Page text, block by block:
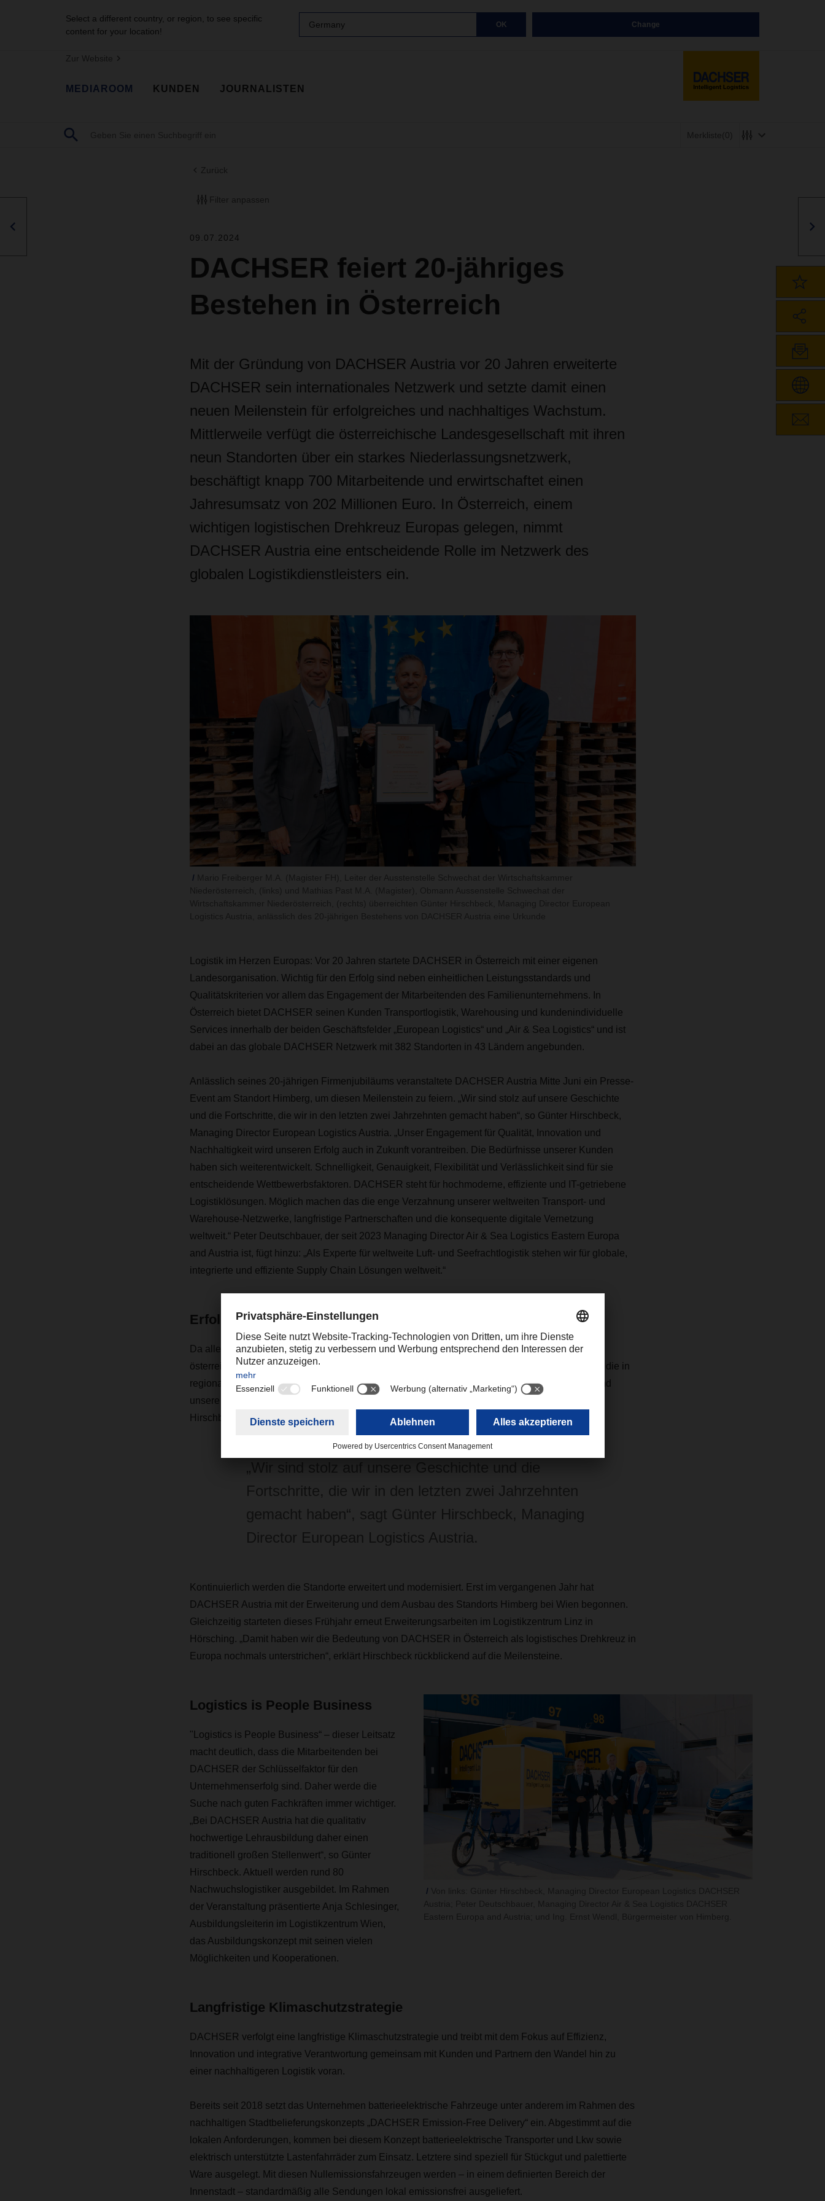
Select a different country, or region, to see specific
content for your location!
Germany OK Change
Zur Website
MEDIAROOM KUNDEN JOURNALISTEN
Merkliste(0)
Zurück
Filter anpassen
09.07.2024
DACHSER feiert 20-jähriges
Bestehen in Österreich
Mit der Gründung von DACHSER Austria vor 20 Jahren erweiterte
DACHSER sein internationales Netzwerk und setzte damit einen
neuen Meilenstein für erfolgreiches und nachhaltiges Wachstum.
Mittlerweile verfügt die österreichische Landesgesellschaft mit ihren
neun Standorten über ein starkes Niederlassungsnetzwerk,
beschäftigt knapp 700 Mitarbeitende und erwirtschaftet einen
Jahresumsatz von 202 Millionen Euro. In Österreich, einem
wichtigen logistischen Drehkreuz Europas gelegen, nimmt
DACHSER Austria eine entscheidende Rolle im Netzwerk des
globalen Logistikdienstleisters ein.
Logistik im Herzen Europas: Vor 20 Jahren startete DACHSER in Österreich mit einer eigenen
Landesorganisation. Wichtig für den Erfolg sind neben einheitlichen Leistungsstandards und
Qualitätskriterien vor allem das Engagement der Mitarbeitenden des Familienunternehmens. In
Österreich bietet DACHSER seinen Kunden Transportlogistik, Warehousing und kunde­nindividuelle
Services innerhalb der beiden Geschäftsfelder „European Logistics“ und „Air & Sea Logistics“ und ist
dabei an das globale DACHSER Netzwerk mit 382 Standorten in 43 Ländern angebunden.
Anlässlich seines 20-jährigen Firmenjubiläums veranstaltete DACHSER Austria Mitte Juni ein Presse-
Event am Standort Himberg, um diesen Meilenstein zu feiern. „Wir sind stolz auf unsere Geschichte
und die Fortschritte, die wir in den letzten zwei Jahrzehnten gemacht haben“, so Günter Hirschbeck,
Managing Director European Logistics Austria. „Unser Engagement für Qualität, Innovation und
Nachhaltigkeit wird unseren Erfolg auch in Zukunft vorantreiben. Die Bedürfnisse unserer Kunden
haben sich weiterentwickelt. Schnelligkeit, Genauigkeit, Flexibilität und Verlässlichkeit sind für sie
entscheidende Wettbewerbsfaktoren. DACHSER steht für hochmoderne, effiziente und IT-getriebene
Logistiklösungen. Möglich machen das die enge Verzahnung unserer weltweiten Transport- und
Warehouse-Netzwerke, langfristige Partnerschaften und die konsequente digitale Vernetzung
weltweit.“ Peter Deutschbauer, der seit 2023 Managing Director Air & Sea Logistics Eastern Europa
and Austria ist, fügt hinzu: „Als Experte für weltweite Luft- und Seefrachtlogistik stehen wir für globale,
integrierte und effiziente Supply Chain Lösungen weltweit.“
Erfolgskurs von DACHSER Austria
Da alle DACHSER Standorte nach denselben Regeln und Abläufen arbeiten, profitieren auch
österreichische Kunden davon. „Ein Vorteil sind unsere dezentral agierenden Niederlassungen, die in
regionaler Nähe zu unseren Kunden liegen. Dadurch sind schnelle Reaktionszeiten möglich, und
unsere persönlichen Customer Service Teams fungieren als erste Ansprechpartner vor Ort“, so
Hirschbeck.
„Wir sind stolz auf unsere Geschichte und die
Fortschritte, die wir in den letzten zwei Jahrzehnten
gemacht haben“, sagt Günter Hirschbeck, Managing
Director European Logistics Austria.
Kontinuierlich werden die Standorte erweitert und modernisiert. Erst im vergangenen Jahr hat
DACHSER Austria mit der Erweiterung und dem Ausbau des Standorts Himberg bei Wien begonnen.
Gleichzeitig starteten dieses Frühjahr erneut Erweiterungsarbeiten im Logistikzentrum Linz in
Hörsching. „Damit haben wir die Bedeutung von DACHSER in Österreich als logistisches Drehkreuz in
Europa nochmals unterstrichen“, erklärt Hirschbeck rückblickend auf die Meilensteine.
Logistics is People Business
"Logistics is People Business“ – dieser Leitsatz
macht deutlich, dass die Mitarbeitenden bei
DACHSER der Schlüsselfaktor für den
Unternehmenserfolg sind. Daher werde die
Suche nach guten Fachkräften immer wichtiger.
„Bei DACHSER Austria hat die qualitativ
hochwertige Lehrausbildung daher einen
traditionell großen Stellenwert“, so Günter
Hirschbeck. Aktuell werden rund 80
Nachwuchslogistiker ausgebildet. Im Rahmen
der Veranstaltung präsentierte Anja Schlesinger,
Ausbildungsleiterin im Logistikzentrum Wien,
das Ausbildungskonzept mit seinen vielen
Möglichkeiten und Kooperationen.
Langfristige Klimaschutzstrategie
DACHSER verfolgt eine langfristige Klimaschutzstrategie und treibt mit dem Fokus auf Effizienz,
Innovation und integrative Verantwortung gemeinsam mit Kunden und Partnern den Wandel hin zu
einer nachhaltigeren Logistik voran.
Bereits seit 2018 setzt das Unternehmen batterieelektrische Fahrzeuge unter anderem im Rahmen des
nachhaltigen Stadtbelieferungskonzepts „DACHSER Emission-Free Delivery“ ein. Abgestimmt auf die
lokalen Anforderungen, kommen bei diesem Konzept batterieelektrische Transporter und Lkw sowie
elektrisch unterstützte Lastenfahrräder zum Einsatz. Letztere sind speziell für Stückgut und palettierte
Ware ausgelegt. Mit diesen Nullemissionsfahrzeugen werden – in einem definierten Bereich der
Innenstadt – standardmäßig alle Sendungen lokal emissionsfrei ausgeliefert.